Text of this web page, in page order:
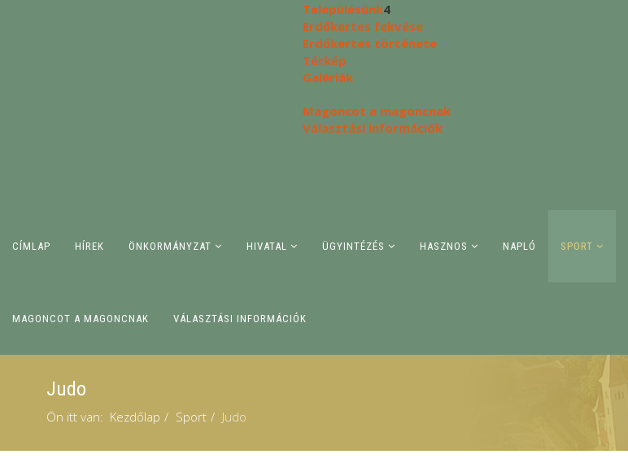
Településünk4
Erdőkertes fekvése
Erdőkertes története
Térkép
Galériák
Magoncot a magoncnak
Választási információk
CÍMLAP HÍREK ÖNKORMÁNYZAT HIVATAL ÜGYINTÉZÉS HASZNOS NAPLÓ SPORT
MAGONCOT A MAGONCNAK VÁLASZTÁSI INFORMÁCIÓK
Judo
Ön itt van: Kezdőlap Sport Judo